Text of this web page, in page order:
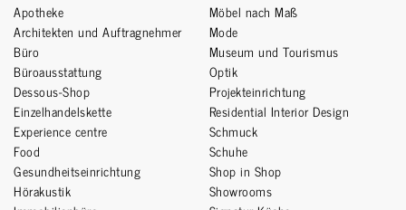
Apotheke
Architekten und Auftragnehmer
Büro
Büroausstattung
Dessous-Shop
Einzelhandelskette
Experience centre
Food
Gesundheitseinrichtung
Hörakustik
Möbel nach Maß
Mode
Museum und Tourismus
Optik
Projekteinrichtung
Residential Interior Design
Schmuck
Schuhe
Shop in Shop
Showrooms